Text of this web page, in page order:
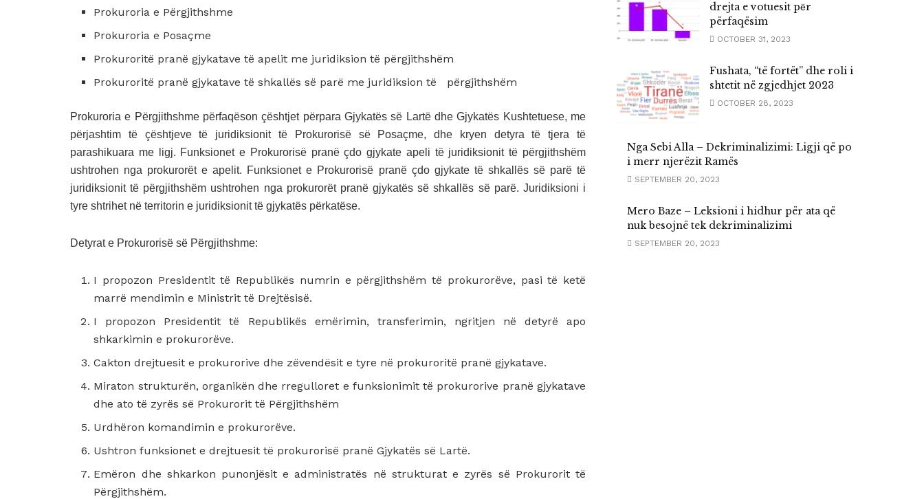
Prokuroria e Përgjithshme
Prokuroria e Posaçme
Prokuroritë pranë gjykatave të apelit me juridiksion të përgjithshëm
Prokuroritë pranë gjykatave të shkallës së parë me juridiksion të përgjithshëm
Prokuroria e Përgjithshme përfaqëson çështjet përpara Gjykatës së Lartë dhe Gjykatës Kushtetuese, me
përjashtim të çështjeve të juridiksionit të Prokurorisë së Posaçme, dhe kryen detyra të tjera të
parashikuara me ligj. Funksionet e Prokurorisë pranë çdo gjykate apeli të juridiksionit të përgjithshëm
ushtrohen nga prokurorët e apelit. Funksionet e Prokurorisë pranë çdo gjykate të shkallës së parë të
juridiksionit të përgjithshëm ushtrohen nga prokurorët pranë gjykatës së shkallës së parë. Juridiksioni i
tyre shtrihet në territorin e juridiksionit të gjykatës përkatëse.
Detyrat e Prokurorisë së Përgjithshme:
I propozon Presidentit të Republikës numrin e përgjithshëm të prokurorëve, pasi të ketë
marrë mendimin e Ministrit të Drejtësisë.
I propozon Presidentit të Republikës emërimin, transferimin, ngritjen në detyrë apo
shkarkimin e prokurorëve.
Cakton drejtuesit e prokurorive dhe zëvendësit e tyre në prokuroritë pranë gjykatave.
Miraton strukturën, organikën dhe rregulloret e funksionimit të prokurorive pranë gjykatave
dhe ato të zyrës së Prokurorit të Përgjithshëm
Urdhëron komandimin e prokurorëve.
Ushtron funksionet e drejtuesit të prokurorisë pranë Gjykatës së Lartë.
Emëron dhe shkarkon punonjësit e administratës në strukturat e zyrës së Prokurorit të
Përgjithshëm.
drejta e votuesit pёr
përfaqësim
OCTOBER 31, 2023
Fushata, “të fortët” dhe roli i
shtetit në zgjedhjet 2023
OCTOBER 28, 2023
Nga Sebi Alla – Dekriminalizimi: Ligji që po
i merr njerëzit Ramës
SEPTEMBER 20, 2023
Mero Baze – Leksioni i hidhur për ata që
nuk besojnë tek dekriminalizimi
SEPTEMBER 20, 2023